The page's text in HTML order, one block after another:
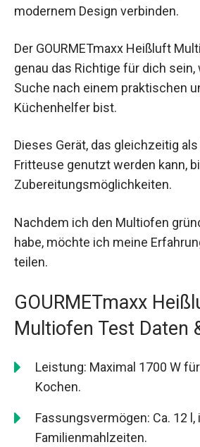
modernem Design verbinden.
Der GOURMETmaxx Heißluft
genau das Richtige für dich sein,
Suche nach einem praktischen
Küchenhelfer bist.
Dieses Gerät, das gleichzeitig als
Fritteuse genutzt werden kann,
Zubereitungsmöglichkeiten.
Nachdem ich den Multiofen
habe, möchte ich meine
teilen.
GOURMETmaxx
Multiofen Test Daten
Leistung: Maximal 1700 W
Kochen.
Fassungsvermögen: Ca. 12 l,
Familienmahlzeiten.